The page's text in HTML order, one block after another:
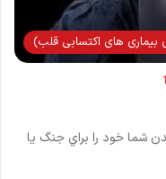
بیماری های اکتسابی قلب)
شما خود را براي جنگ يا